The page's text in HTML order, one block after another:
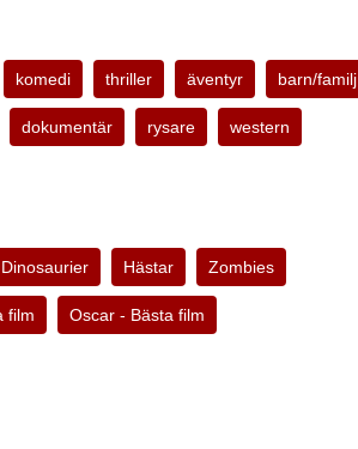
komedi thriller äventyr barn/familj
dokumentär rysare western
Dinosaurier Hästar Zombies
film Oscar - Bästa film